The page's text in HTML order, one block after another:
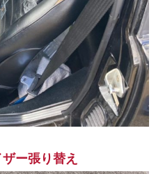
ー張り替え